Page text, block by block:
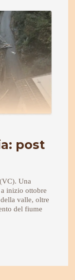
post
Una
inizio ottobre
valle, oltre
del fiume